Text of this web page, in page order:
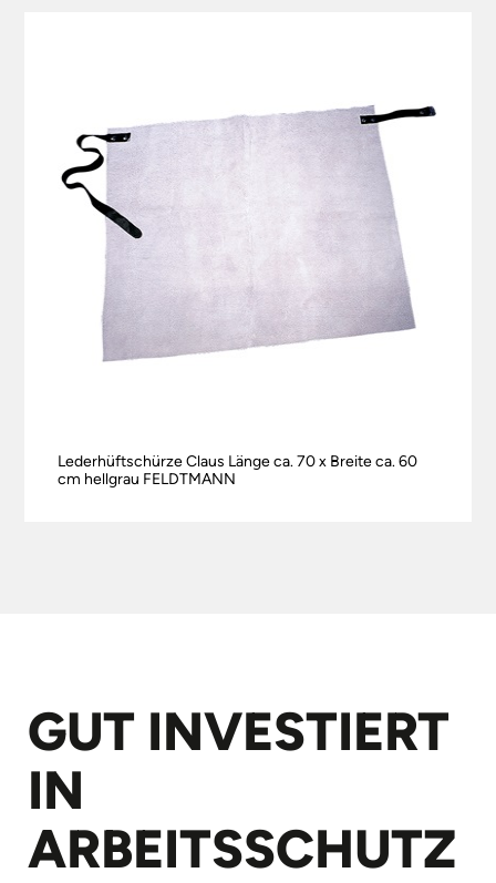
Lederhüftschürze Claus Länge ca. 70 x Breite ca. 60
cm hellgrau FELDTMANN
GUT INVESTIERT
IN
ARBEITS­SCHUTZ